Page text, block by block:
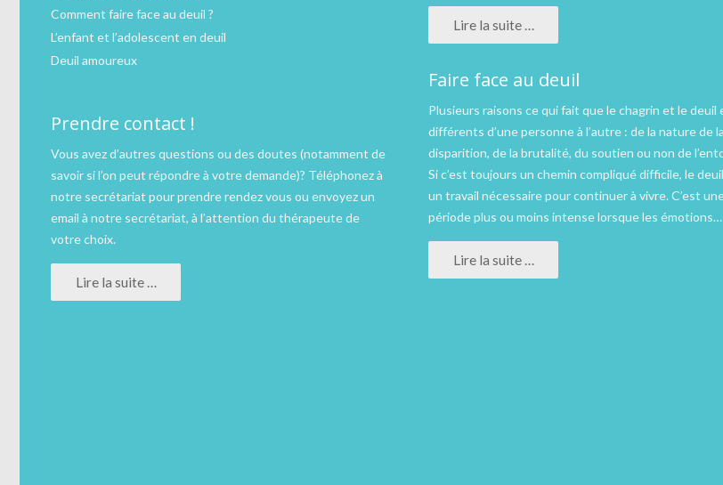
Comment faire face au deuil ?
L’enfant et l’adolescent en deuil
Deuil amoureux
Prendre contact !
Vous avez d’autres questions ou des doutes (notamment de
savoir si l’on peut répondre à votre demande)? Téléphonezà
notre secrétariat pour prendre rendez vous ou envoyez un
email à notre secrétariat, à l’attention du thérapeute de
votre choix.
Lire la suite …
Lire la suite …
Faire face au deuil
Plusieurs raisons ce qui fait que le chagrin et le deuil
différents d’une personne à l’autre : de la nature de la
disparition, de la brutalité, du soutien ou non de
Si c’est toujours un chemin compliqué difficile, le
un travail nécessaire pour continuer à vivre. C’est
période plus ou moins intense lorsque les émotions…
Lire la suite …